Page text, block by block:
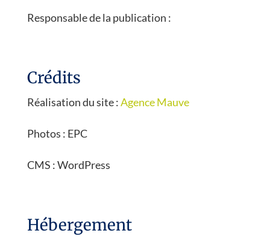
Responsable de la publication :
Crédits
Réalisation du site :Agence Mauve
Photos : EPC
CMS : WordPress
Hébergement